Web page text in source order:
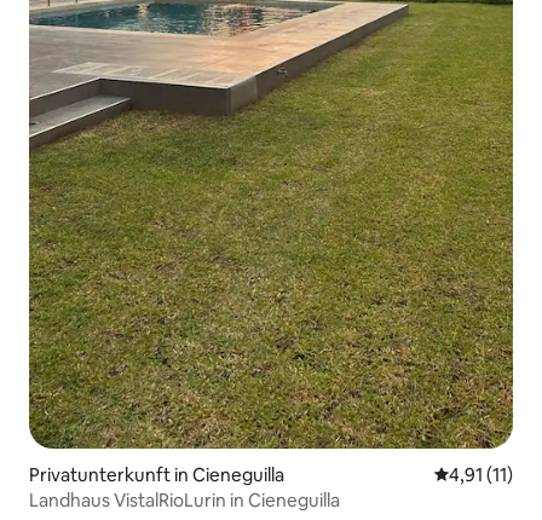
Privatunterkunft in Cieneguilla
4,91 (11)
Landhaus VistalRioLurin in Cieneguilla